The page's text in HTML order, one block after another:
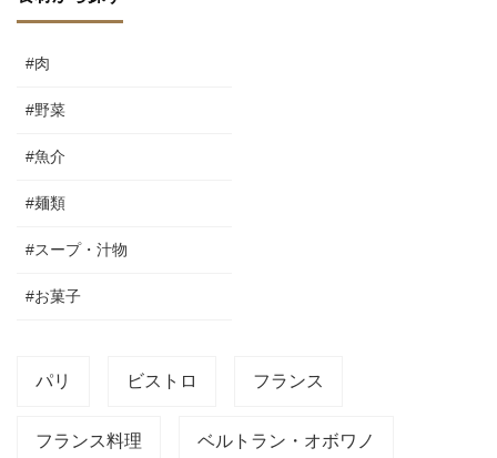
#肉
#野菜
#魚介
#麺類
#スープ・汁物
#お菓子
パリ ビストロ フランス
フランス料理 ベルトラン・オボワノ